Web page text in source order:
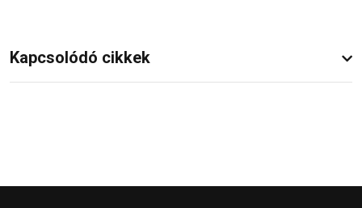
Kapcsolódó cikkek